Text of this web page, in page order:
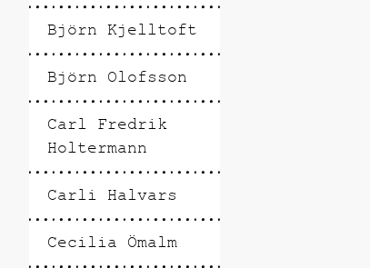
Björn Kjelltoft
Björn Olofsson
Carl Fredrik
Holtermann
Carli Halvars
Cecilia Ömalm